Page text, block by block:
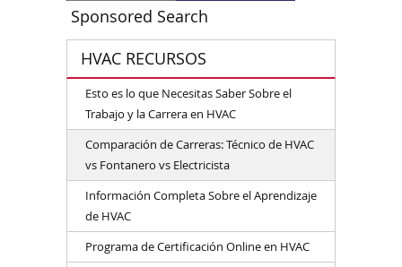
Sponsored Search
HVAC RECURSOS
Esto es lo que Necesitas Saber Sobre el
Trabajo y la Carrera en HVAC
Comparación de Carreras: Técnico de HVAC
vs Fontanero vs Electricista
Información Completa Sobre el Aprendizaje
de HVAC
Programa de Certificación Online en HVAC